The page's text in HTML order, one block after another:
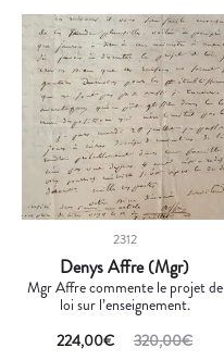
2312
Denys Affre (Mgr)
Mgr Affre commente le projet de
loi sur l’enseignement.
320,00€
224,00€